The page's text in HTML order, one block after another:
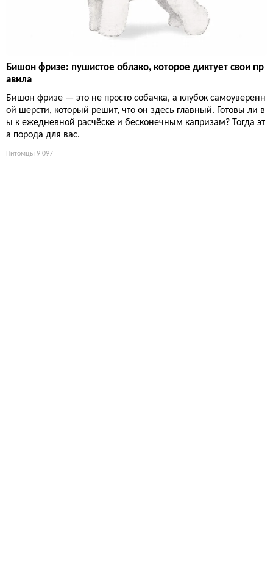
Бишон фризе: пушистое облако, которое диктует свои пр
авила
Бишон фризе — это не просто собачка, а клубок самоуверенн
ой шерсти, который решит, что он здесь главный. Готовы ли в
ы к ежедневной расчёске и бесконечным капризам? Тогда эт
а порода для вас.
Питомцы 9 097